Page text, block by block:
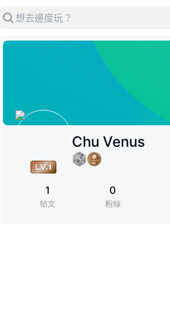
Chu Venus
1
帖文
0
粉絲